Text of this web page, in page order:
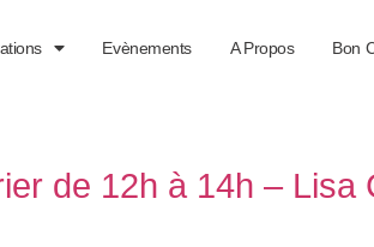
Evènements A Propos Bon
de 12h à 14h – Lisa